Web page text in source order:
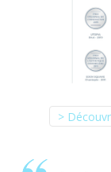
>